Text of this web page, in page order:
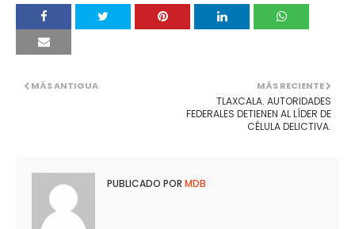
MÁS RECIENTE
TLAXCALA. AUTORIDADES
FEDERALES DETIENEN AL LÍDER DE
CÉLULA DELICTIVA.
MÁS ANTIGUA
PUBLICADO POR MDB